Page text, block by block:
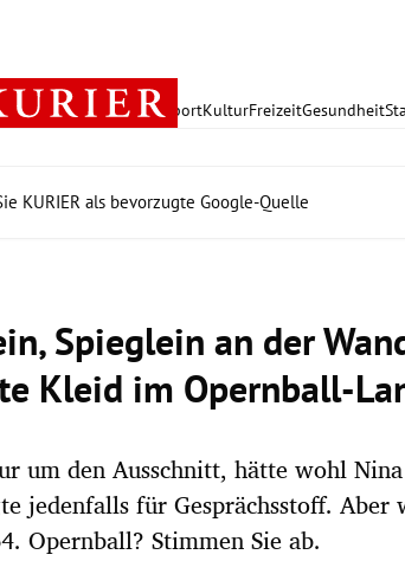
PolitikWirtschaft SportKulturFreizeitGesundheit
KURIER als bevorzugte Google-Quelle
Spieglein an der
Kleid im Opernball-
um den Ausschnitt, hätte wohl
jedenfalls für Gesprächsstoff. Aber
Opernball? Stimmen Sie ab.